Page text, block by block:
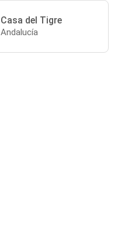
Casa del Tigre
Andalucía